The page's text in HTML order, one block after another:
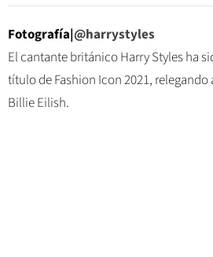
Fotografía|@harrystyles
El cantante británico Harry Styles ha
título de Fashion Icon 2021, relegando
Billie Eilish.